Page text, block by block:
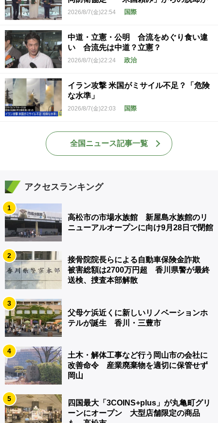
2026/8/7(金)22:54 国際
中道・立憲・公明 合流をめぐり食い違
い 合流先は中道？立憲？
2026/8/7(金)22:24 政治
イラン攻撃 米国がミサイル不足？「危険
な水準」
2026/8/7(金)22:03 国際
全国ニュース記事一覧
アクセスランキング
1
高松市の市場水族館 新屋島水族館のリ
ニューアルオープンに向け9月28日で閉館
2
接骨院院長らによる自動車保険金詐欺
被害総額は2700万円超 香川県警が最終
送検、捜査本部解散
3
父母ケ浜近くに新しいリノベーションホ
テルが誕生 香川・三豊市
4
土木・解体工事など行う岡山市の会社に
改善命令 産業廃棄物を適切に保管せず
岡山
5
四国最大「3COINS+plus」が丸亀町グリ
ーンにオープン 大型店舗限定の商品